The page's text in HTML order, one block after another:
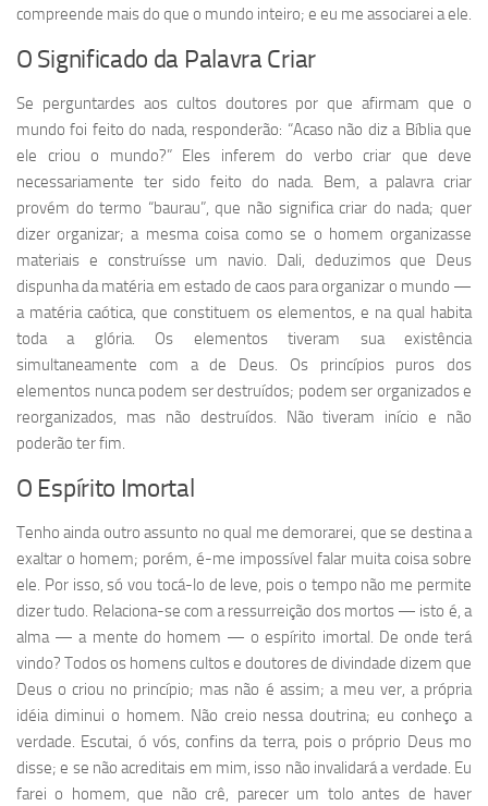
compreende mais do que o mundo inteiro; e eu me associarei a ele.
O Significado da Palavra Criar
Se perguntardes aos cultos doutores por que afirmam que o
mundo foi feito do nada, responderão: “Acaso não diz a Bíblia que
ele criou o mundo?” Eles inferem do verbo criar que deve
necessariamente ter sido feito do nada. Bem, a palavra criar
provém do termo “baurau”, que não significa criar do nada; quer
dizer organizar; a mesma coisa como se o homem organizasse
materiais e construísse um navio. Dali, deduzimos que Deus
dispunha da matéria em estado de caos para organizar o mundo —
a matéria caótica, que constituem os elementos, e na qual habita
toda a glória. Os elementos tiveram sua existência
simultaneamente com a de Deus. Os princípios puros dos
elementos nunca podem ser destruídos; podem ser organizados e
reorganizados, mas não destruídos. Não tiveram início e não
poderão ter fim.
O Espírito Imortal
Tenho ainda outro assunto no qual me demorarei, que se destina a
exaltar o homem; porém, é-me impossível falar muita coisa sobre
ele. Por isso, só vou tocá-lo de leve, pois o tempo não me permite
dizer tudo. Relaciona-se com a ressurreição dos mortos — isto é, a
alma — a mente do homem — o espírito imortal. De onde terá
vindo? Todos os homens cultos e doutores de divindade dizem que
Deus o criou no princípio; mas não é assim; a meu ver, a própria
idéia diminui o homem. Não creio nessa doutrina; eu conheço a
verdade. Escutai, ó vós, confins da terra, pois o próprio Deus mo
disse; e se não acreditais em mim, isso não invalidará a verdade. Eu
farei o homem, que não crê, parecer um tolo antes de haver